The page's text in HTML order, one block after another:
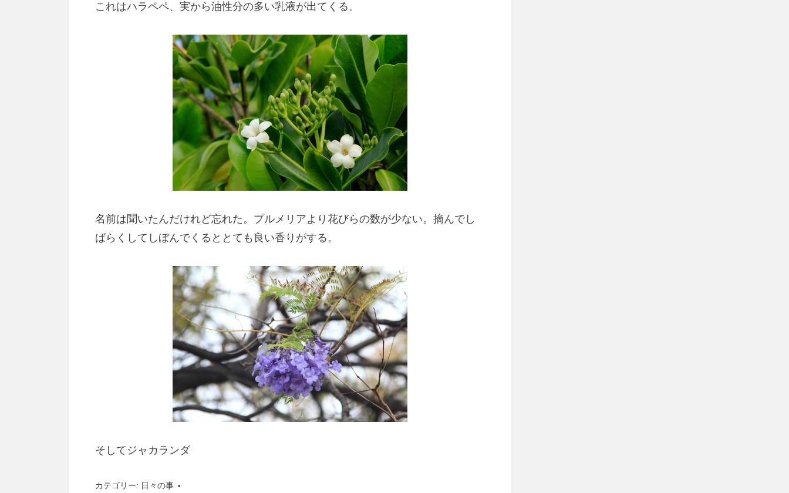
これはハラペペ、実から油性分の多い乳液が出てくる。
名前は聞いたんだけれど忘れた。プルメリアより花びらの数が少ない。摘んでし
ばらくしてしぼんでくるととても良い香りがする。
そしてジャカランダ
カテゴリー: 日々の事